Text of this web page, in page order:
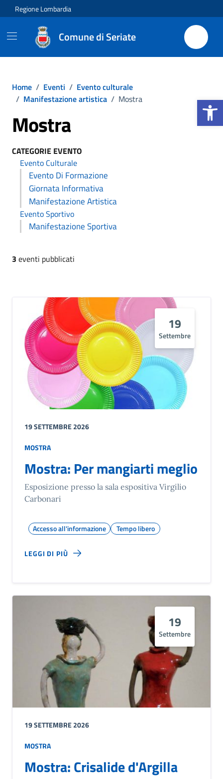
Apri la
Vai ai contenuti
Vai al footer
Regione Lombardia
Comune di Seriate
Home / Eventi / Evento culturale
/ Manifestazione artistica / Mostra
Mostra
CATEGORIE EVENTO
Evento Culturale
Evento Di Formazione
Giornata Informativa
Manifestazione Artistica
Evento Sportivo
Manifestazione Sportiva
3 eventi pubblicati
19
Settembre
19 SETTEMBRE 2026
MOSTRA
Mostra: Per mangiarti meglio
Esposizione presso la sala espositiva Virgilio
Carbonari
Accesso all'informazione Tempo libero
LEGGI DI PIÙ
19
Settembre
19 SETTEMBRE 2026
MOSTRA
Mostra: Crisalide d'Argilla